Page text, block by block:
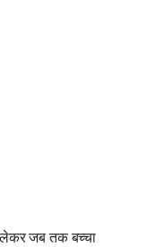
लेकर जब तक बच्चा